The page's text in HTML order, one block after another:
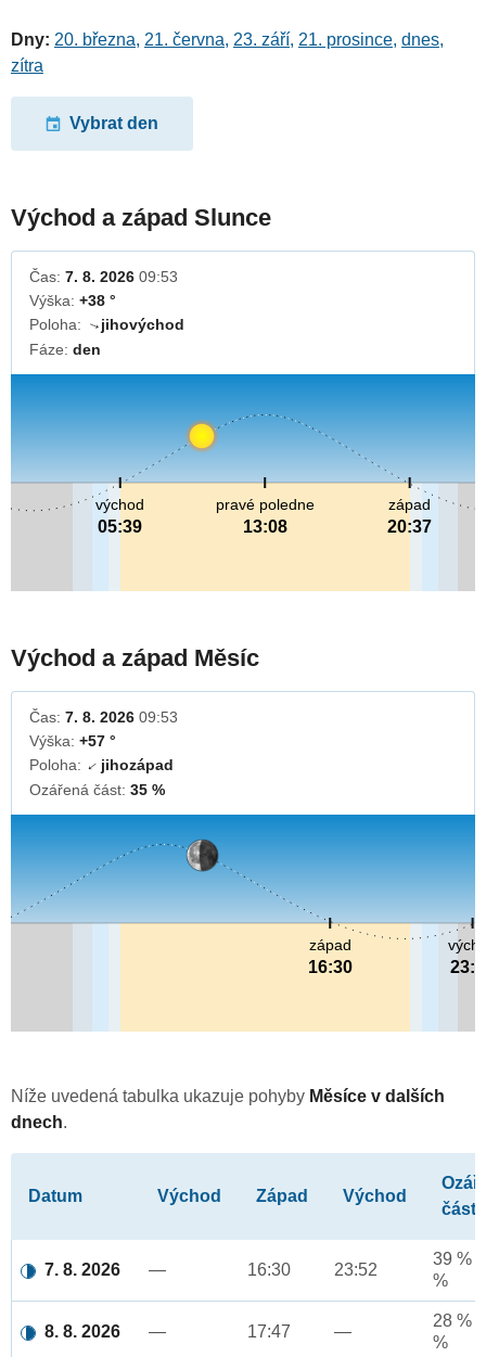
Dny: 20. března, 21. června, 23. září, 21. prosince, dnes,
zítra
Vybrat den
Východ a západ Slunce
Čas: 7. 8. 2026 09:53
Výška: +38 °
Poloha:
↓jihovýchod
Fáze: den
pravé poledne
13:08
východ
05:39
západ
20:37
Východ a západ Měsíc
Čas: 7. 8. 2026 09:53
Výška: +57 °
Poloha: ↓jihozápad
Ozářená část: 35 %
západ
16:30
Níže uvedená tabulka ukazuje pohyby Měsíce v dalších
dnech.
Datum Východ Západ Východ
část
7. 8. 2026 — 16:30 23:52
39 %
%
8. 8. 2026 — 17:47 —
28 %
%